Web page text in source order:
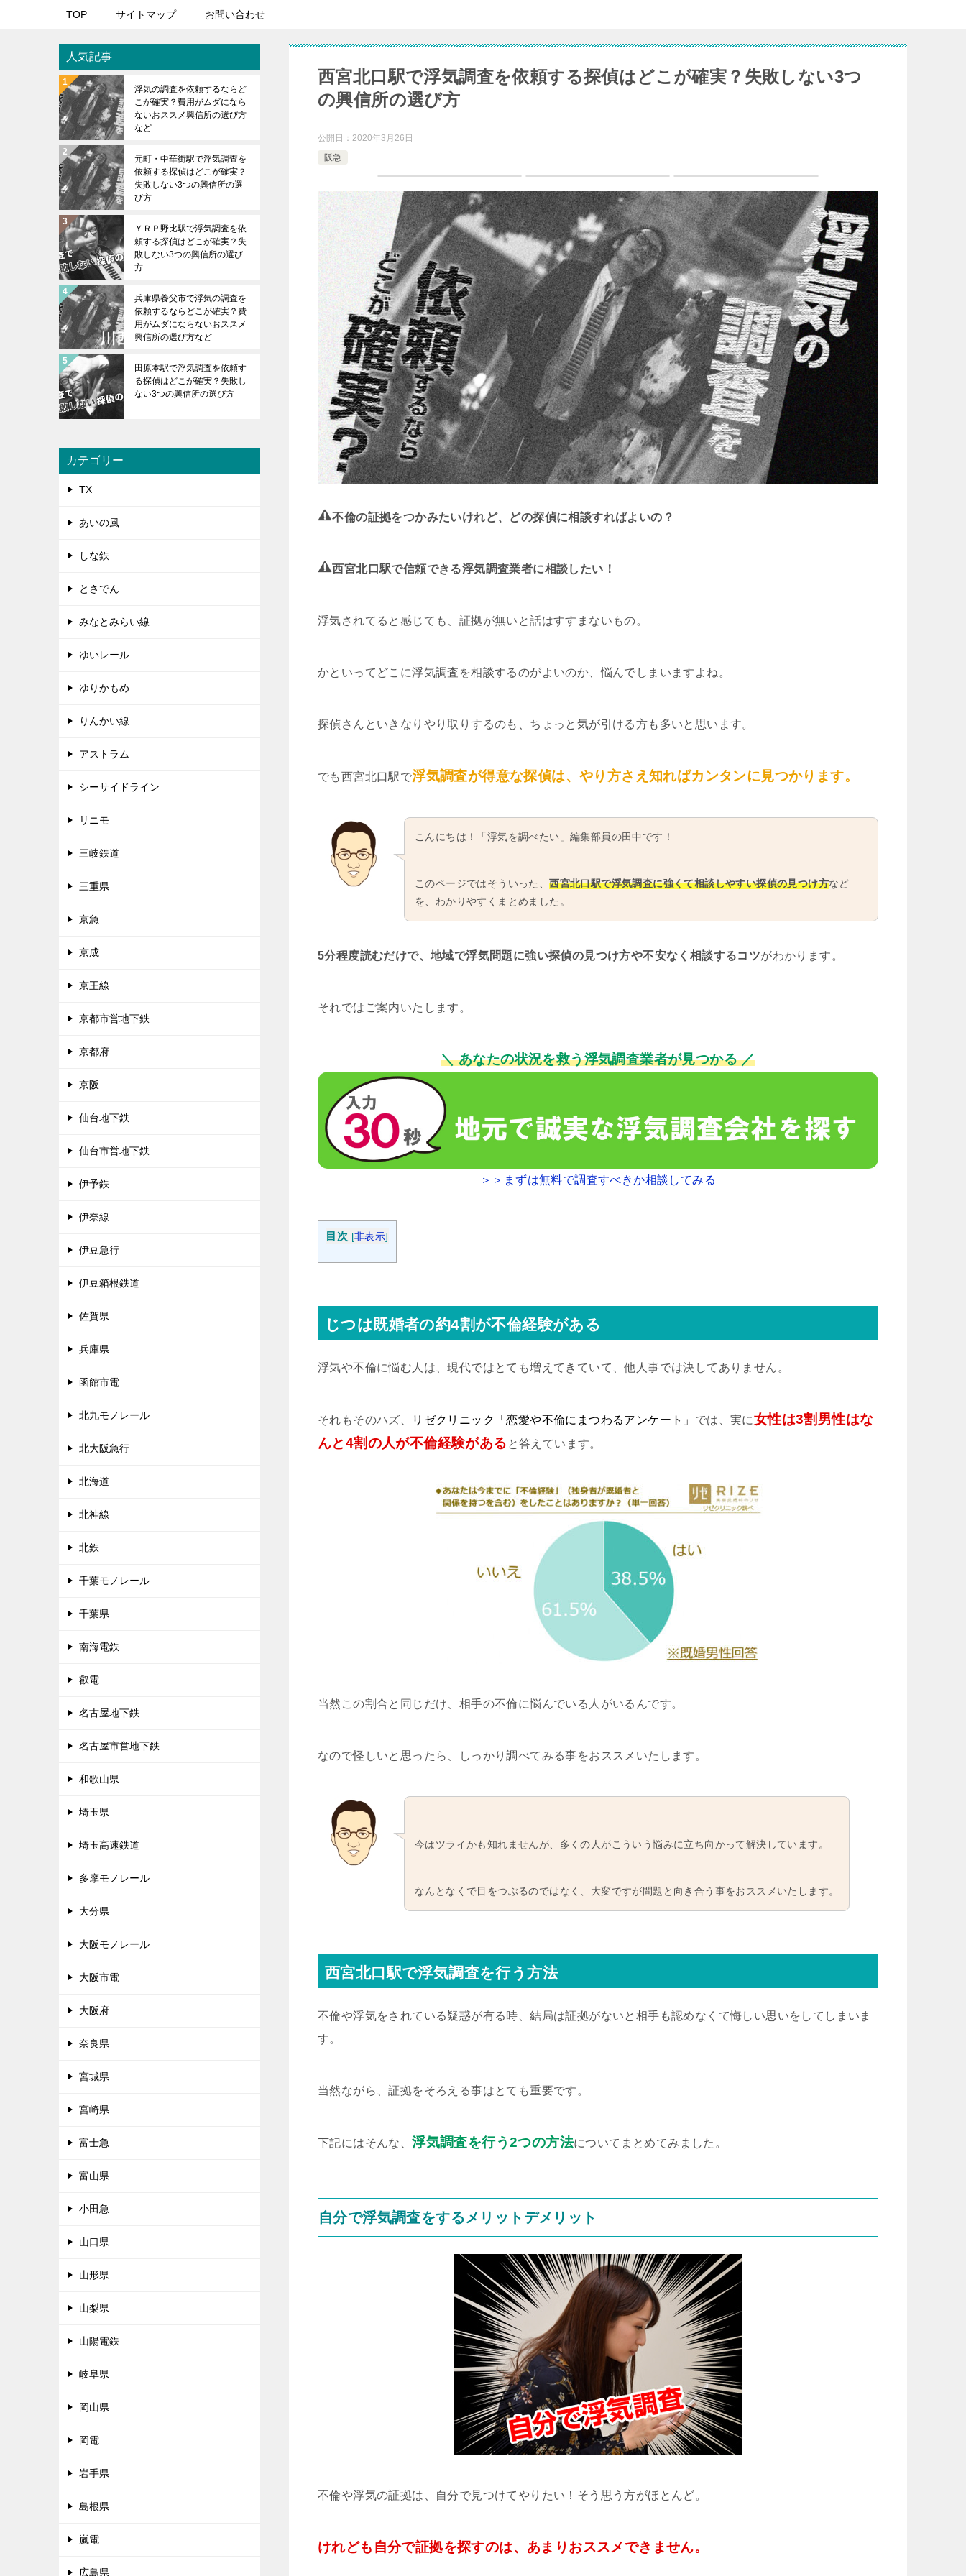
TOP サイトマップ お問い合わせ
西宮北口駅で浮気調査を依頼する探偵はどこが確実？失敗しない3つ
の興信所の選び方
公開日： 2020年3月26日
阪急
不倫の証拠をつかみたいけれど、どの探偵に相談すればよいの？
西宮北口駅で信頼できる浮気調査業者に相談したい！
浮気されてると感じても、証拠が無いと話はすすまないもの。
かといってどこに浮気調査を相談するのがよいのか、悩んでしまいますよね。
探偵さんといきなりやり取りするのも、ちょっと気が引ける方も多いと思います。
でも西宮北口駅で浮気調査が得意な探偵は、やり方さえ知ればカンタンに見つかります。
こんにちは！「浮気を調べたい」編集部員の田中です！
このページではそういった、西宮北口駅で浮気調査に強くて相談しやすい探偵の見つけ方など
を、わかりやすくまとめました。
5分程度読むだけで、地域で浮気問題に強い探偵の見つけ方や不安なく相談するコツがわかります。
それではご案内いたします。
＼ あなたの状況を救う浮気調査業者が見つかる ／
＞＞まずは無料で調査すべきか相談してみる
目次 [非表示]
じつは既婚者の約4割が不倫経験がある
浮気や不倫に悩む人は、現代ではとても増えてきていて、他人事では決してありません。
それもそのハズ、 リゼクリニック「恋愛や不倫にまつわるアンケート」 では、実に女性は3割男性はな
んと4割の人が不倫経験がある と答えています。
当然この割合と同じだけ、相手の不倫に悩んでいる人がいるんです。
なので怪しいと思ったら、しっかり調べてみる事をおススメいたします。
今はツライかも知れませんが、多くの人がこういう悩みに立ち向かって解決しています。
なんとなくで目をつぶるのではなく、大変ですが問題と向き合う事をおススメいたします。
西宮北口駅で浮気調査を行う方法
不倫や浮気をされている疑惑が有る時、結局は証拠がないと相手も認めなくて悔しい思いをしてしまいま
す。
当然ながら、証拠をそろえる事はとても重要です。
下記にはそんな、浮気調査を行う2つの方法についてまとめてみました。
自分で浮気調査をするメリットデメリット
不倫や浮気の証拠は、自分で見つけてやりたい！そう思う方がほとんど。
けれども自分で証拠を探すのは、あまりおススメできません。
人気記事
浮気の調査を依頼するならど
こが確実？費用がムダになら
ないおススメ興信所の選び方
など
元町・中華街駅で浮気調査を
依頼する探偵はどこが確実？
失敗しない3つの興信所の選
び方
ＹＲＰ野比駅で浮気調査を依
頼する探偵はどこが確実？失
敗しない3つの興信所の選び
方
兵庫県養父市で浮気の調査を
依頼するならどこが確実？費
用がムダにならないおススメ
興信所の選び方など
田原本駅で浮気調査を依頼す
る探偵はどこが確実？失敗し
ない3つの興信所の選び方
カテゴリー
TX
あいの風
しな鉄
とさでん
みなとみらい線
ゆいレール
ゆりかもめ
りんかい線
アストラム
シーサイドライン
リニモ
三岐鉄道
三重県
京急
京成
京王線
京都市営地下鉄
京都府
京阪
仙台地下鉄
仙台市営地下鉄
伊予鉄
伊奈線
伊豆急行
伊豆箱根鉄道
佐賀県
兵庫県
函館市電
北九モノレール
北大阪急行
北海道
北神線
北鉄
千葉モノレール
千葉県
南海電鉄
叡電
名古屋地下鉄
名古屋市営地下鉄
和歌山県
埼玉県
埼玉高速鉄道
多摩モノレール
大分県
大阪モノレール
大阪市電
大阪府
奈良県
宮城県
宮崎県
富士急
富山県
小田急
山口県
山形県
山梨県
山陽電鉄
岐阜県
岡山県
岡電
岩手県
島根県
嵐電
広島県